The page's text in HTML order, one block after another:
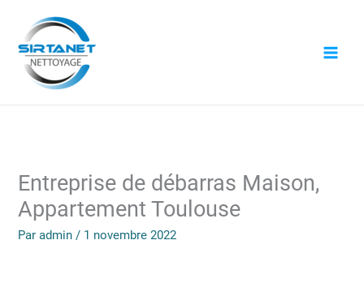
contenu
Entreprise de débarras Maison,
Appartement Toulouse
Paradmin/ 1 novembre 2022